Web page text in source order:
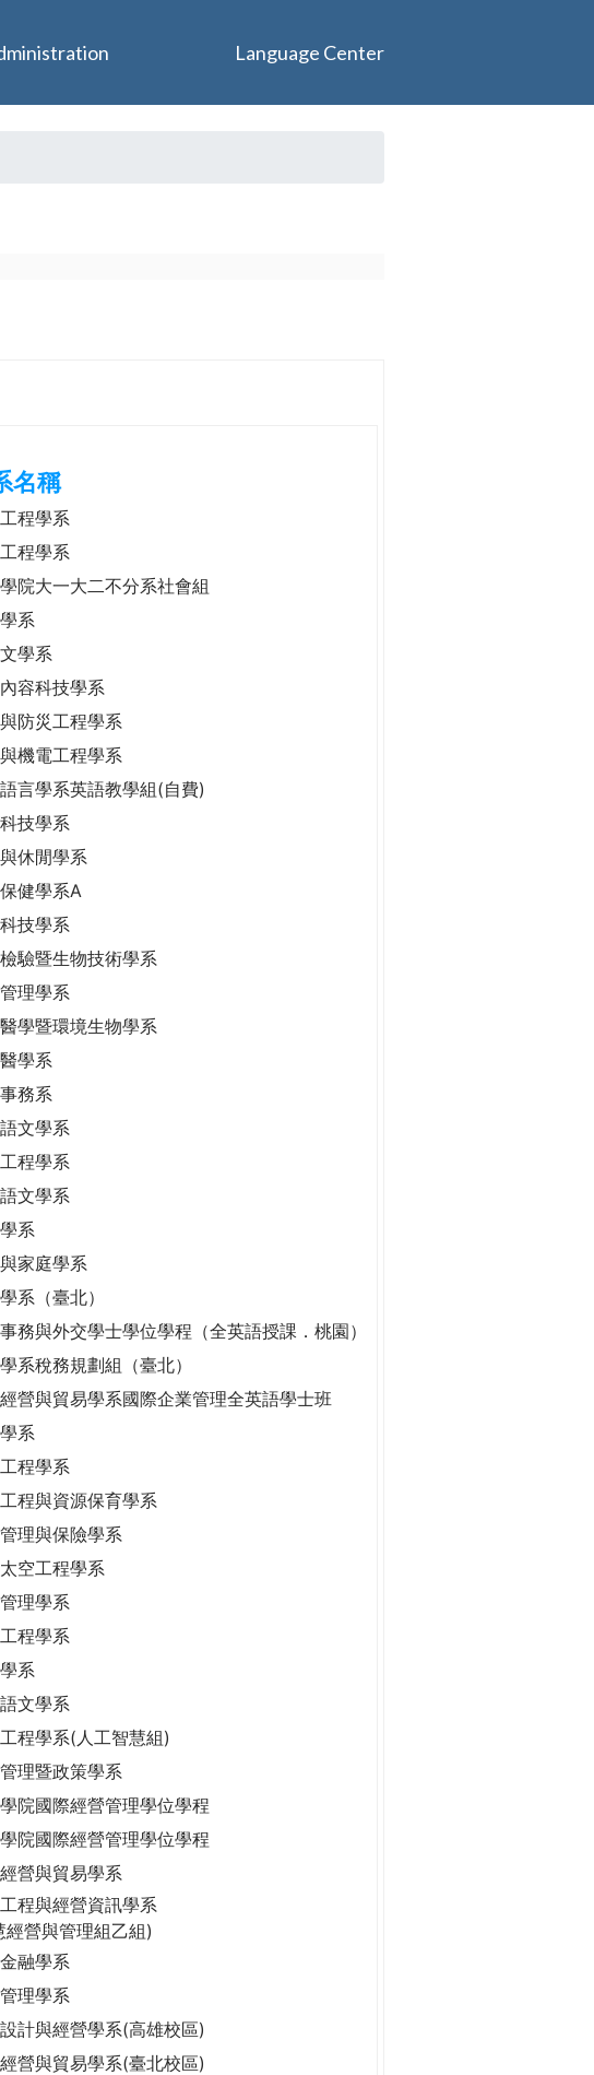
名稱
程學系
程學系
院大一大二不分系社會組
系
學系
容科技學系
防災工程學系
機電工程學系
言學系英語教學組(自費)
技學系
休閒學系
健學系A
技學系
驗暨生物技術學系
理學系
學暨環境生物學系
學系
務系
文學系
程學系
文學系
系
家庭學系
系（臺北）
務與外交學士學位學程（全英語授課．桃園）
系稅務規劃組（臺北）
營與貿易學系國際企業管理全英語學士班
系
程學系
程與資源保育學系
理與保險學系
空工程學系
理學系
程學系
系
文學系
程學系(人工智慧組)
理暨政策學系
院國際經營管理學位學程
院國際經營管理學位學程
營與貿易學系
程與經營資訊學系
經營與管理組乙組)
融學系
理學系
計與經營學系(高雄校區)
營與貿易學系(臺北校區)
Language Center